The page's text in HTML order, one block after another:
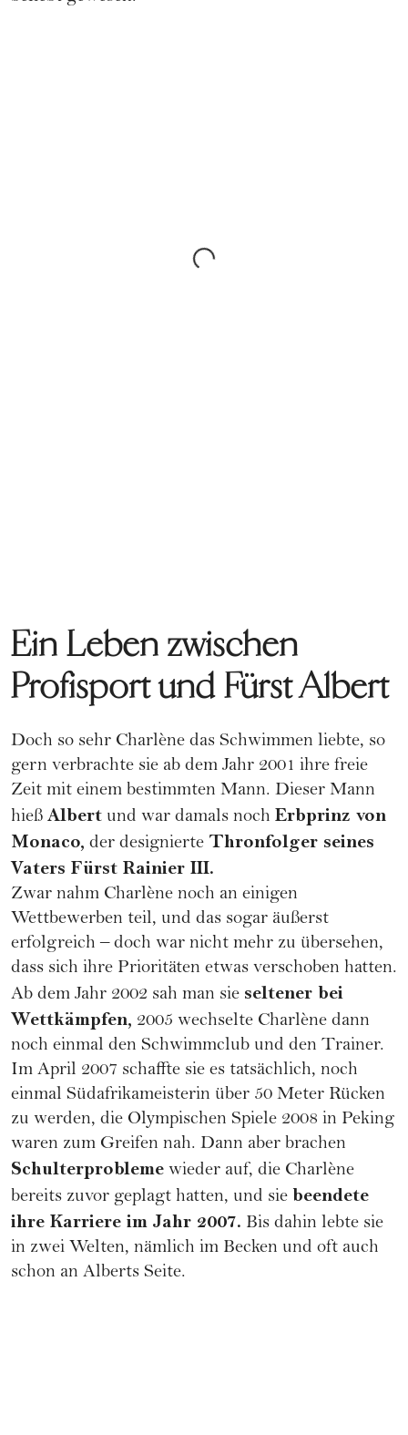
Ein Leben zwischen
Profisport und Fürst Albert
Doch so sehr Charlène das Schwimmen liebte, so
gern verbrachte sie ab dem Jahr 2001 ihre freie
Zeit mit einem bestimmten Mann. Dieser Mann
hieß Albert und war damals noch Erbprinz von
Monaco, der designierte Thronfolger seines
Vaters Fürst Rainier III.
Zwar nahm Charlène noch an einigen
Wettbewerben teil, und das sogar äußerst
erfolgreich – doch war nicht mehr zu übersehen,
dass sich ihre Prioritäten etwas verschoben hatten.
Ab dem Jahr 2002 sah man sie seltener bei
Wettkämpfen, 2005 wechselte Charlène dann
noch einmal den Schwimmclub und den Trainer.
Im April 2007 schaffte sie es tatsächlich, noch
einmal Südafrikameisterin über 50 Meter Rücken
zu werden, die Olympischen Spiele 2008 in Peking
waren zum Greifen nah. Dann aber brachen
Schulterprobleme wieder auf, die Charlène
bereits zuvor geplagt hatten, und sie beendete
ihre Karriere im Jahr 2007. Bis dahin lebte sie
in zwei Welten, nämlich im Becken und oft auch
schon an Alberts Seite.